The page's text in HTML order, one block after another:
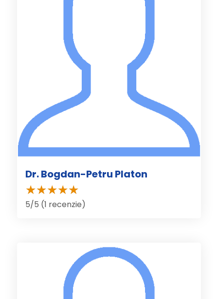
Dr. Bogdan-Petru Platon
5/5 (1 recenzie)